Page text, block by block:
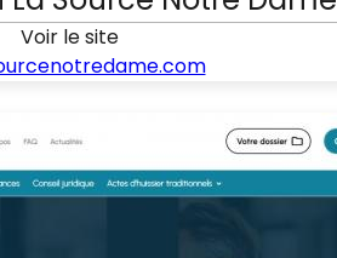
Voir le site